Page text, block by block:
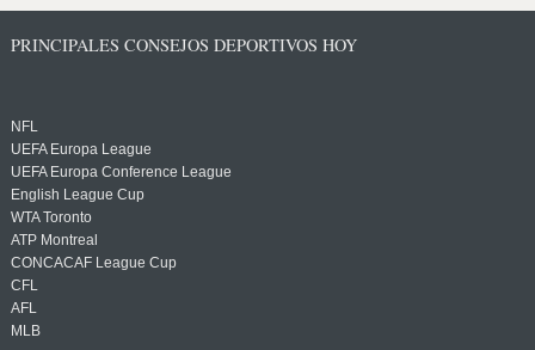
PRINCIPALES CONSEJOS DEPORTIVOS HOY
NFL
UEFA Europa League
UEFA Europa Conference League
English League Cup
WTA Toronto
ATP Montreal
CONCACAF League Cup
CFL
AFL
MLB